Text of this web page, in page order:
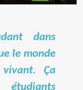
dans
le monde
Ça